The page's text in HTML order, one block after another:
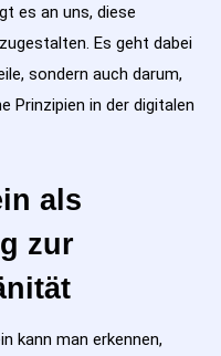
es an uns, diese
Es geht dabei
sondern auch darum,
Prinzipien in der digitalen
als
zur
kann man erkennen,